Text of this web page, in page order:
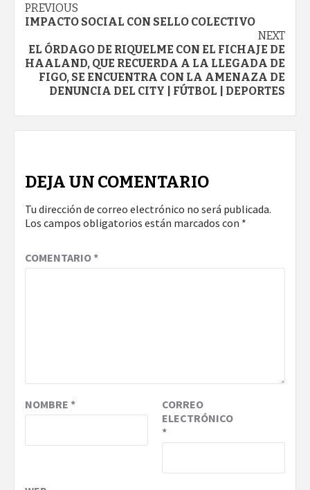
Continue
Reading
PREVIOUS
IMPACTO SOCIAL CON SELLO COLECTIVO
NEXT
EL ÓRDAGO DE RIQUELME CON EL FICHAJE DE
HAALAND, QUE RECUERDA A LA LLEGADA DE
FIGO, SE ENCUENTRA CON LA AMENAZA DE
DENUNCIA DEL CITY | FÚTBOL | DEPORTES
DEJA UN COMENTARIO
Tu dirección de correo electrónico no será publicada.
Los campos obligatorios están marcados con *
COMENTARIO*
NOMBRE *
CORREO
ELECTRÓNICO
*